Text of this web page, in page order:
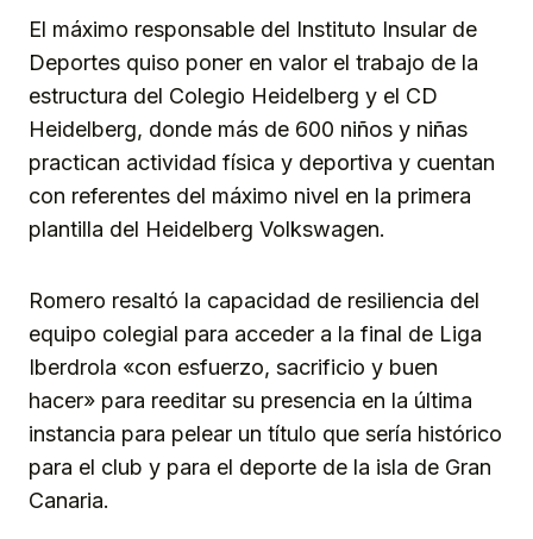
El máximo responsable del Instituto Insular de
Deportes quiso poner en valor el trabajo de la
estructura del Colegio Heidelberg y el CD
Heidelberg, donde más de 600 niños y niñas
practican actividad física y deportiva y cuentan
con referentes del máximo nivel en la primera
plantilla del Heidelberg Volkswagen.
Romero resaltó la capacidad de resiliencia del
equipo colegial para acceder a la final de Liga
Iberdrola «con esfuerzo, sacrificio y buen
hacer» para reeditar su presencia en la última
instancia para pelear un título que sería histórico
para el club y para el deporte de la isla de Gran
Canaria.